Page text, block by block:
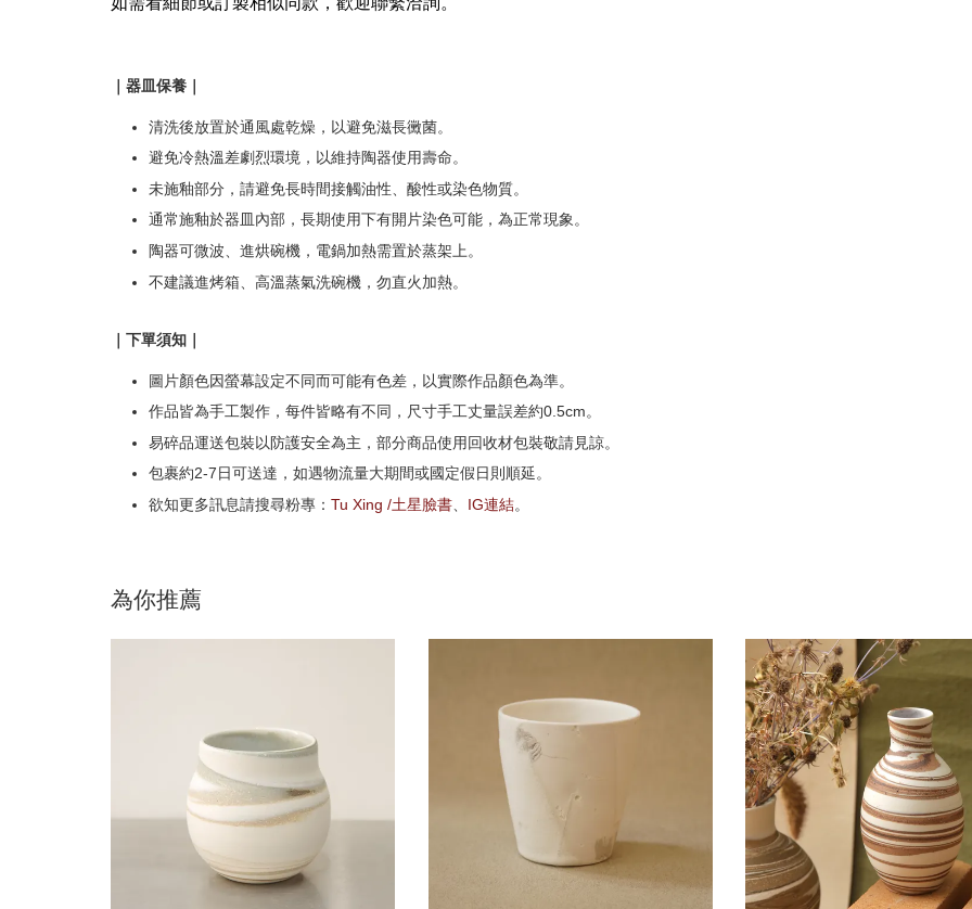
｜器皿保養｜
清洗後放置於通風處乾燥，以避免滋長黴菌。
避免冷熱溫差劇烈環境，以維持陶器使用壽命。
未施釉部分，請避免長時間接觸油性、酸性或染色物質。
通常施釉於器皿內部，長期使用下有開片染色可能，為正常現象。
陶器可微波、進烘碗機，電鍋加熱需置於蒸架上。
不建議進烤箱、高溫蒸氣洗碗機，勿直火加熱。
｜下單須知｜
圖片顏色因螢幕設定不同而可能有色差，以實際作品顏色為準。
作品皆為手工製作，每件皆略有不同，尺寸手工丈量誤差約0.5cm。
易碎品運送包裝以防護安全為主，部分商品使用回收材包裝敬請見諒。
包裹約2-7日可送達，如遇物流量大期間或國定假日則順延。
欲知更多訊息請搜尋粉專： Tu Xing /土星臉書 IG連結。
為你推薦